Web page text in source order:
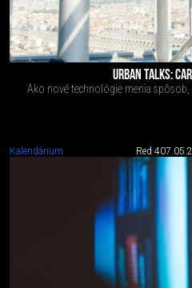
URBAN TALKS:
Ako nové technológie menia spôsob,
Kalendárium Red 4